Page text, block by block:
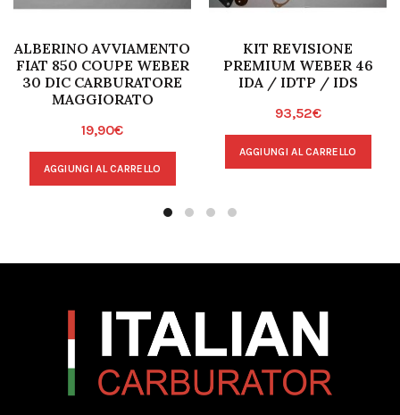
ALBERINO AVVIAMENTO
FIAT 850 COUPE WEBER
30 DIC CARBURATORE
MAGGIORATO
19,90€
AGGIUNGI AL CARRELLO
KIT REVISIONE
PREMIUM WEBER 46
IDA / IDTP / IDS
93,52€
AGGIUNGI AL CARRELLO